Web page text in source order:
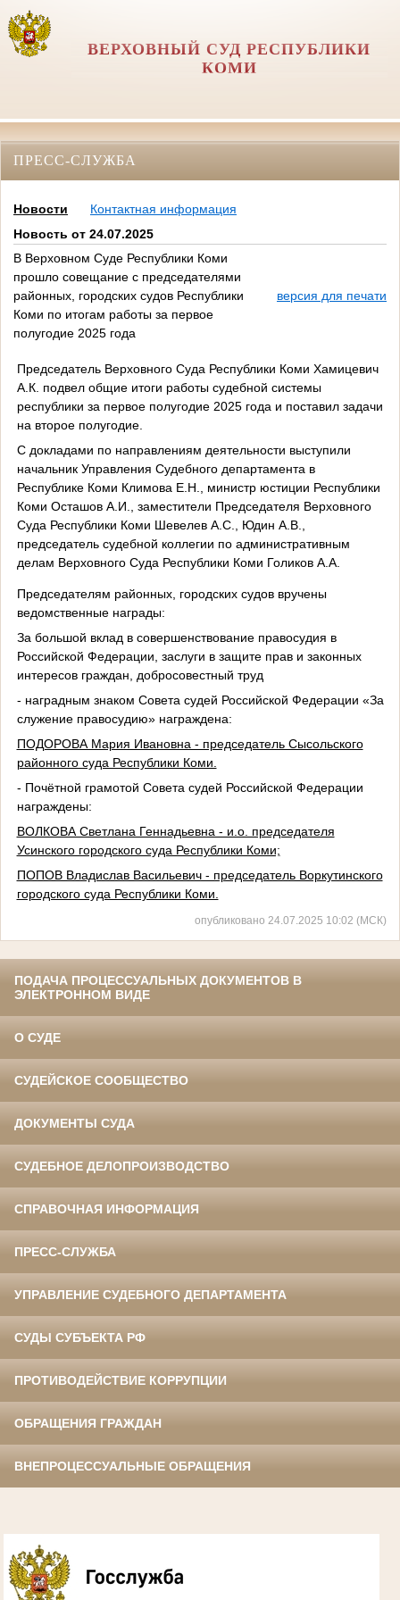
ВЕРХОВНЫЙ СУД РЕСПУБЛИКИ
КОМИ
ПРЕСС-СЛУЖБА
Новости
Контактная информация
Новость от 24.07.2025
В Верховном Суде Республики Коми
прошло совещание с председателями
районных, городских судов Республики
Коми по итогам работы за первое
полугодие 2025 года
версия для печати
Председатель Верховного Суда Республики Коми Хамицевич
А.К. подвел общие итоги работы судебной системы
республики за первое полугодие 2025 года и поставил задачи
на второе полугодие.
С докладами по направлениям деятельности выступили
начальник Управления Судебного департамента в
Республике Коми Климова Е.Н., министр юстиции Республики
Коми Осташов А.И., заместители Председателя Верховного
Суда Республики Коми Шевелев А.С., Юдин А.В.,
председатель судебной коллегии по административным
делам Верховного Суда Республики Коми Голиков А.А.
Председателям районных, городских судов вручены
ведомственные награды:
За большой вклад в совершенствование правосудия в
Российской Федерации, заслуги в защите прав и законных
интересов граждан, добросовестный труд
- наградным знаком Совета судей Российской Федерации «За
служение правосудию» награждена:
ПОДОРОВА Мария Ивановна - председатель Сысольского
районного суда Республики Коми.
- Почётной грамотой Совета судей Российской Федерации
награждены:
ВОЛКОВА Светлана Геннадьевна - и.о. председателя
Усинского городского суда Республики Коми;
ПОПОВ Владислав Васильевич - председатель Воркутинского
городского суда Республики Коми.
опубликовано 24.07.2025 10:02 (МСК)
ПОДАЧА ПРОЦЕССУАЛЬНЫХ ДОКУМЕНТОВ В
ЭЛЕКТРОННОМ ВИДЕ
О СУДЕ
СУДЕЙСКОЕ СООБЩЕСТВО
ДОКУМЕНТЫ СУДА
СУДЕБНОЕ ДЕЛОПРОИЗВОДСТВО
СПРАВОЧНАЯ ИНФОРМАЦИЯ
ПРЕСС-СЛУЖБА
УПРАВЛЕНИЕ СУДЕБНОГО ДЕПАРТАМЕНТА
СУДЫ СУБЪЕКТА РФ
ПРОТИВОДЕЙСТВИЕ КОРРУПЦИИ
ОБРАЩЕНИЯ ГРАЖДАН
ВНЕПРОЦЕССУАЛЬНЫЕ ОБРАЩЕНИЯ